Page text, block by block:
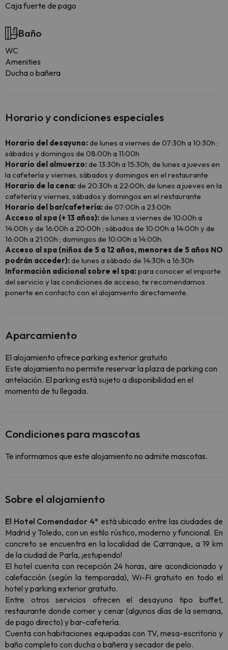
Caja fuerte de pago
Baño
WC
Amenities
Ducha o bañera
Horario y condiciones especiales
Horario del desayuno:de lunes a viernes de 07:30h a 10:30h ;
sábados y domingos de 08:00h a 11:00h
Horario del almuerzo:de 13:30h a 15:30h, de lunes a jueves en
la cafetería y viernes, sábados y domingos en el restaurante
Horario de la cena:de 20:30h a 22:00h, de lunes a jueves en la
cafetería y viernes, sábados y domingos en el restaurante
Horario del bar/cafetería:de 07:00h a 23:00h
Acceso al spa (+ 13 años):de lunes a viernes de 10:00h a
14:00h y de 16:00h a 20:00h ; sábados de 10:00h a 14:00h y de
16:00h a 21:00h ; domingos de 10:00h a 14:00h.
Acceso al spa (niños de 5 a 12 años, menores de 5 años NO
podrán acceder):de lunes a sábado de 14:30h a 16:30h
Información adicional sobre el spa:para conocer el importe
del servicio y las condiciones de acceso, te recomendamos
ponerte en contacto con el alojamiento directamente.
Aparcamiento
El alojamiento ofrece parking exterior gratuito
Este alojamiento no permite reservar la plaza de parking con
antelación. El parking está sujeto a disponibilidad en el
momento de tu llegada.
Condiciones para mascotas
Te informamos que este alojamiento no admite mascotas.
Sobre el alojamiento
El Hotel Comendador 4* está ubicado entre las ciudades de
Madrid y Toledo, con un estilo rústico, moderno y funcional. En
concreto se encuentra en la localidad de Carranque, a 19 km
de la ciudad de Parla, ¡estupendo!
El hotel cuenta con recepción 24 horas, aire acondicionado y
calefacción (según la temporada), Wi-Fi gratuito en todo el
hotel y parking exterior gratuito.
Entre otros servicios ofrecen el desayuno tipo buffet,
restaurante donde comer y cenar (algunos días de la semana,
de pago directo) y bar-cafetería.
Cuenta con habitaciones equipadas con TV, mesa-escritorio y
baño completo con ducha o bañera y secador de pelo.